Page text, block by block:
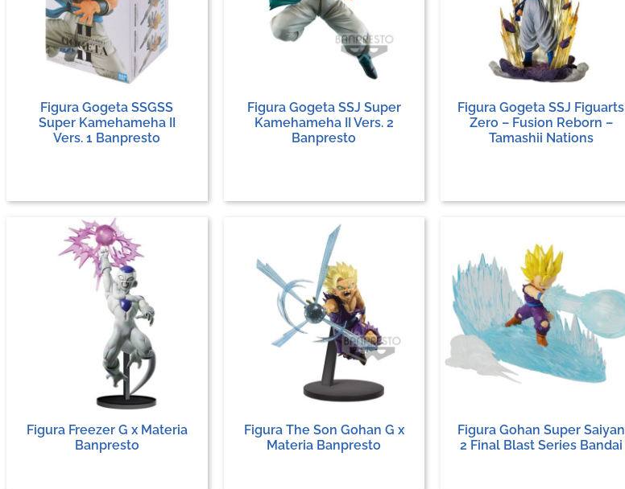
Figura Gogeta SSGSS
Super Kamehameha II
Vers. 1 Banpresto
Figura Gogeta SSJ Super
Kamehameha II Vers. 2
Banpresto
Figura Gogeta SSJ Figuarts
Zero – Fusion Reborn –
Tamashii Nations
Figura Freezer G x Materia
Banpresto
Figura The Son Gohan G x
Materia Banpresto
Figura Gohan Super Saiyan
2 Final Blast Series Bandai